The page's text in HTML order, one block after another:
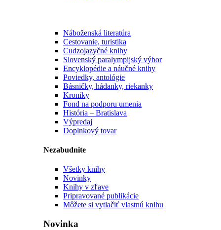
Náboženská literatúra
Cestovanie, turistika
Cudzojazyčné knihy
Slovenský paralympijský výbor
Encyklopédie a náučné knihy
Poviedky, antológie
Básničky, hádanky, riekanky
Kroniky
Fond na podporu umenia
História – Bratislava
Výpredaj
Doplnkový tovar
Nezabudnite
Všetky knihy
Novinky
Knihy v zľave
Pripravované publikácie
Môžete si vytlačiť vlastnú knihu
Novinka